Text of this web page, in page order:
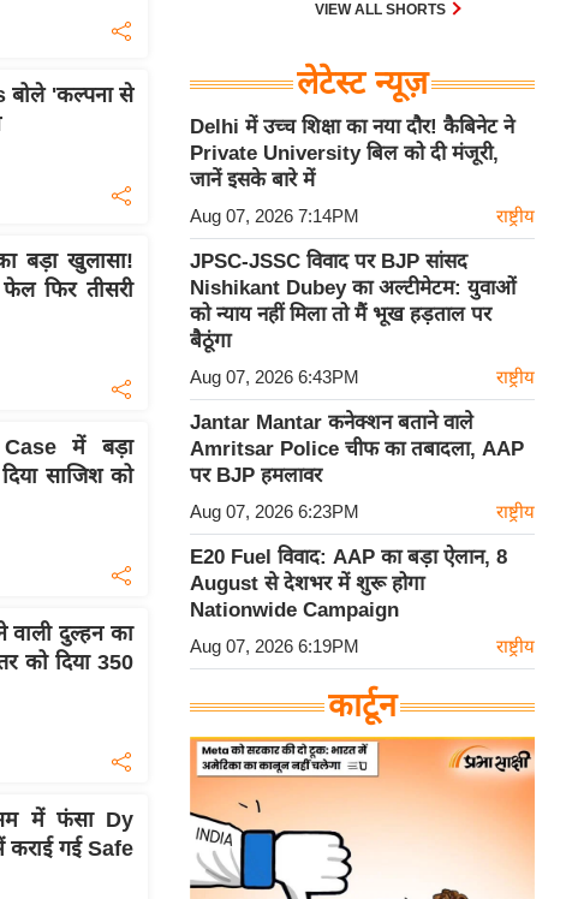
'कल्पना से
बड़ा खुलासा!
फेल फिर तीसरी
में बड़ा
साजिश को
दुल्हन का
को दिया 350
में फंसा Dy
गई Safe
VIEW ALL SHORTS
लेटेस्ट न्यूज़
Delhi में उच्च शिक्षा का नया दौर! कैबिनेट ने
Private University बिल को दी मंजूरी,
जानें इसके बारे में
Aug 07, 2026 7:14PM राष्ट्रीय
JPSC-JSSC विवाद पर BJP सांसद
Nishikant Dubey का अल्टीमेटम: युवाओं
को न्याय नहीं मिला तो मैं भूख हड़ताल पर
बैठूंगा
Aug 07, 2026 6:43PM राष्ट्रीय
Jantar Mantar कनेक्शन बताने वाले
Amritsar Police चीफ का तबादला, AAP
पर BJP हमलावर
Aug 07, 2026 6:23PM राष्ट्रीय
E20 Fuel विवाद: AAP का बड़ा ऐलान, 8
August से देशभर में शुरू होगा
Nationwide Campaign
Aug 07, 2026 6:19PM राष्ट्रीय
कार्टून